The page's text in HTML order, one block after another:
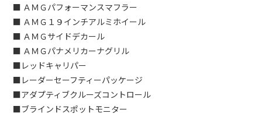
■ ＡＭＧパフォーマンスマフラー
■ ＡＭＧ１９インチアルミホイール
■ ＡＭＧサイドデカール
■ ＡＭＧパナメリカーナグリル
■レッドキャリパー
■レーダーセーフティーパッケージ
■アダプティブクルーズコントロール
■ブラインドスポットモニター